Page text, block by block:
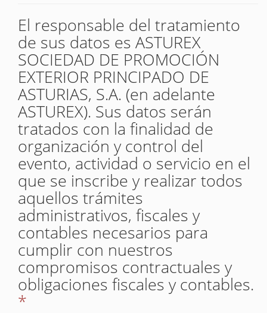
El responsable del tratamiento
de sus datos es ASTUREX
SOCIEDAD DE PROMOCIÓN
EXTERIOR PRINCIPADO DE
ASTURIAS, S.A. (en adelante
ASTUREX). Sus datos serán
tratados con la finalidad de
organización y control del
evento, actividad o servicio en el
que se inscribe y realizar todos
aquellos trámites
administrativos, fiscales y
contables necesarios para
cumplir con nuestros
compromisos contractuales y
obligaciones fiscales y contables.
*